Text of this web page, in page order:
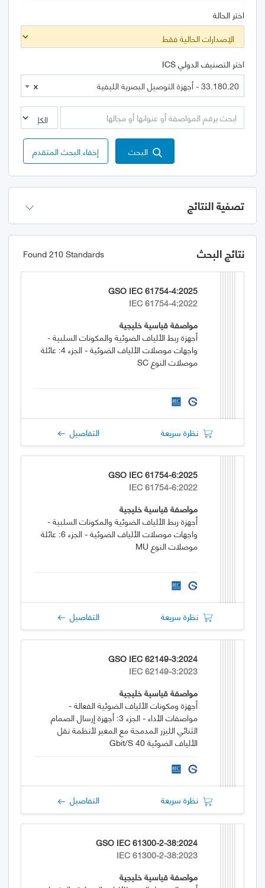
اختر الحالة
اختر التصنيف الدولي ICS
×
33.180.20 - أجهزة التوصيل البصرية الليفية
البحث إخفاء البحث المتقدم
تصفية النتائج
نتائج البحث Found 210 Standards
GSO IEC 61754-4:2025
IEC 61754-4:2022
مواصفة قياسية خليجية
أجهزة ربط الألياف الضوئية والمكونات السلبية -
واجهات موصلات الألياف الضوئية - الجزء 4: عائلة
موصلات النوع SC
نظرة سريعة التفاصيل
GSO IEC 61754-6:2025
IEC 61754-6:2022
مواصفة قياسية خليجية
أجهزة ربط الألياف الضوئية والمكونات السلبية -
واجهات موصلات الألياف الضوئية - الجزء 6: عائلة
موصلات النوع MU
نظرة سريعة التفاصيل
GSO IEC 62149-3:2024
IEC 62149-3:2023
مواصفة قياسية خليجية
أجهزة ومكونات الألياف الضوئية الفعالة -
مواصفات الأداء - الجزء 3: أجهزة إرسال الصمام
الثنائي الليزر المدمجة مع المغير لأنظمة نقل
الألياف الضوئية 40 Gbit/s
نظرة سريعة التفاصيل
GSO IEC 61300-2-38:2024
IEC 61300-2-38:2023
مواصفة قياسية خليجية